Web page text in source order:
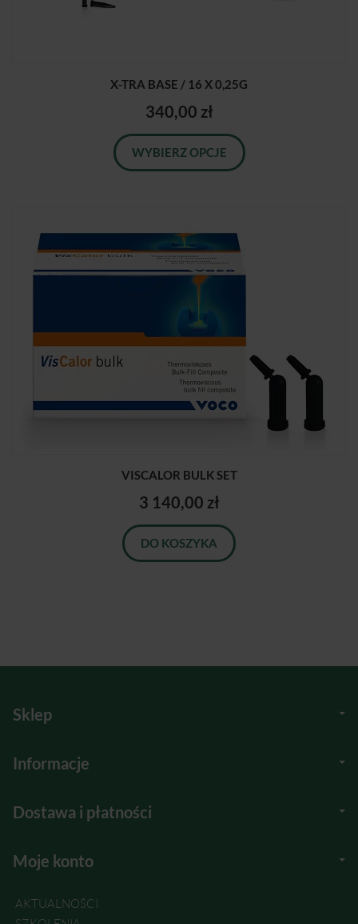
X-TRA BASE / 16 X 0,25G
340,00 zł
WYBIERZ OPCJE
VISCALOR BULK SET
3 140,00 zł
DO KOSZYKA
Sklep
Informacje
Dostawa i płatności
Moje konto
AKTUALNOŚCI